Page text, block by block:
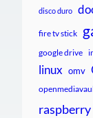
disco duro
fire tv stick
google drive
linux omv
raspberry